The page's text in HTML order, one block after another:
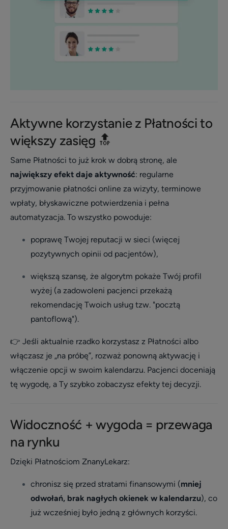
Aktywne korzystanie z Płatności to
większy zasięg 🔝
Same Płatności to już krok w dobrą stronę, ale
największy efekt daje aktywność: regularne
przyjmowanie płatności online za wizyty, terminowe
wpłaty, błyskawiczne potwierdzenia i pełna
automatyzacja. To wszystko powoduje:
poprawę Twojej reputacji w sieci (więcej
pozytywnych opinii od pacjentów),
większą szansę, że algorytm pokaże Twój profil
wyżej (a zadowoleni pacjenci przekażą
rekomendację Twoich usług tzw. "pocztą
pantoflową").
👉 Jeśli aktualnie rzadko korzystasz z Płatności albo
włączasz je „na próbę”, rozważ ponowną aktywację i
włączenie opcji w swoim kalendarzu. Pacjenci doceniają
tę wygodę, a Ty szybko zobaczysz efekty tej decyzji.
Widoczność + wygoda = przewaga
na rynku
Dzięki Płatnościom ZnanyLekarz:
chronisz się przed stratami finansowymi (mniej
odwołań, brak nagłych okienek w kalendarzu), co
już wcześniej było jedną z głównych korzyści.